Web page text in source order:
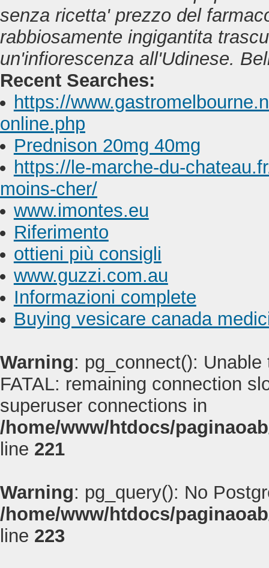
senza ricetta' prezzo del
rabbiosamente ingigantita
un'infiorescenza all'Udinese.
Recent Searches:
https://
online.php
Prednison 20mg 40mg
https://le-marche-du-
moins-cher/
www.imontes.eu
Riferimento
ottieni più consigli
www.guzzi.com.au
Informazioni complete
Buying vesicare canada
Warning: pg_connect():
FATAL: remaining connection
superuser connections in
/home/www/htdocs/
line 221
Warning: pg_query(): No
/home/www/htdocs/
line 223